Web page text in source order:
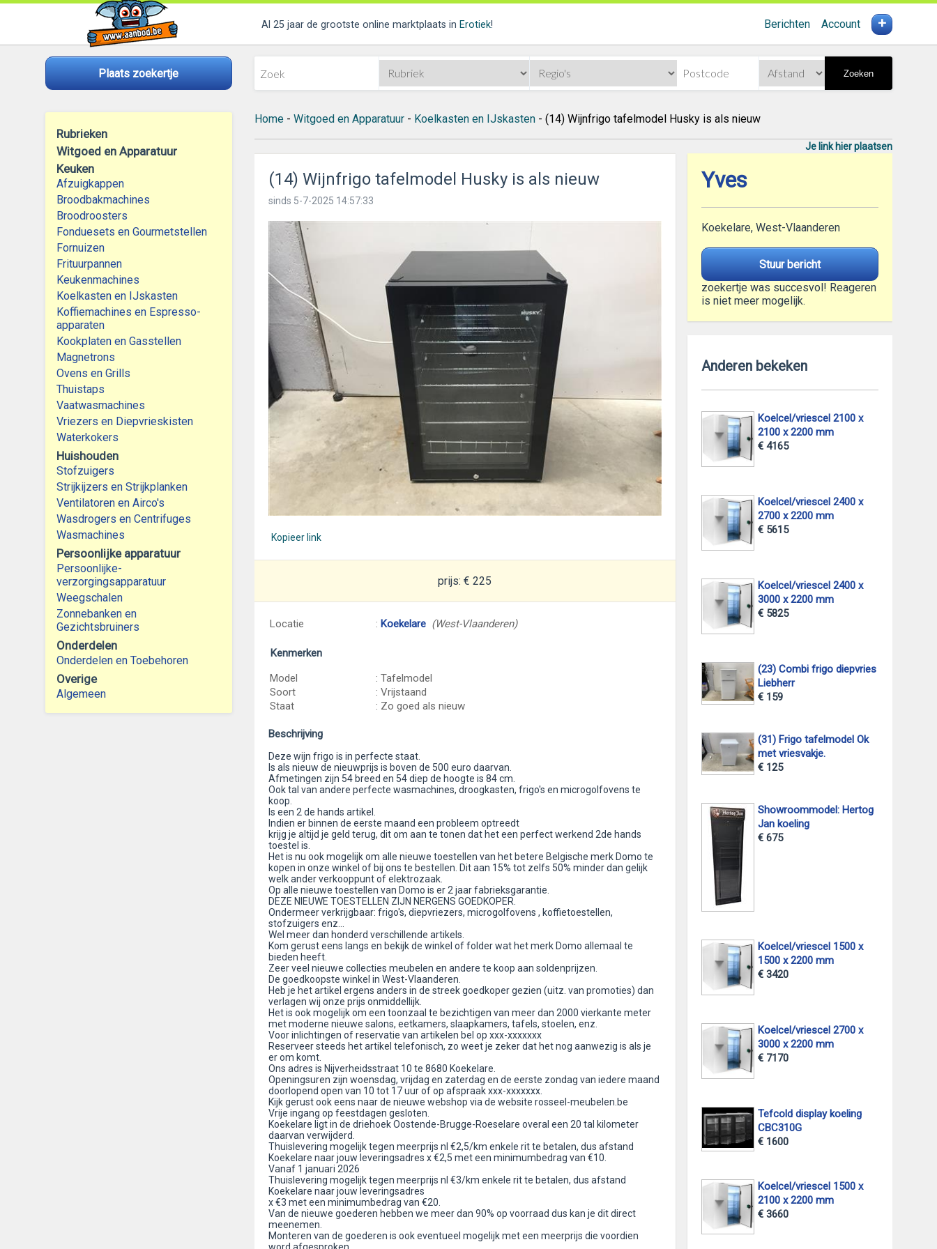
Al 25 jaar de grootste online marktplaats in Erotiek! Berichten Account +
Plaats zoekertje Zoeken
Rubrieken
Witgoed en Apparatuur
Keuken
Afzuigkappen
Broodbakmachines
Broodroosters
Fonduesets en Gourmetstellen
Fornuizen
Frituurpannen
Keukenmachines
Koelkasten en IJskasten
Koffiemachines en Espresso-
apparaten
Kookplaten en Gasstellen
Magnetrons
Ovens en Grills
Thuistaps
Vaatwasmachines
Vriezers en Diepvrieskisten
Waterkokers
Huishouden
Stofzuigers
Strijkijzers en Strijkplanken
Ventilatoren en Airco's
Wasdrogers en Centrifuges
Wasmachines
Persoonlijke apparatuur
Persoonlijke-
verzorgingsapparatuur
Weegschalen
Zonnebanken en
Gezichtsbruiners
Onderdelen
Onderdelen en Toebehoren
Overige
Algemeen
Home- Witgoed en Apparatuur- Koelkasten en IJskasten- (14) Wijnfrigo tafelmodel Husky is als nieuw
Je link hier plaatsen
(14) Wijnfrigo tafelmodel Husky is als nieuw
sinds 5-7-2025 14:57:33
Kopieer link
prijs: € 225
Locatie : Koekelare (West-Vlaanderen)
Kenmerken
Model
: Tafelmodel
Soort
: Vrijstaand
Staat
: Zo goed als nieuw
Beschrijving
Deze wijn frigo is in perfecte staat.
Is als nieuw de nieuwprijs is boven de 500 euro daarvan.
Afmetingen zijn 54 breed en 54 diep de hoogte is 84 cm.
Ook tal van andere perfecte wasmachines, droogkasten, frigo's en microgolfovens te
koop.
Is een 2 de hands artikel.
Indien er binnen de eerste maand een probleem optreedt
krijg je altijd je geld terug, dit om aan te tonen dat het een perfect werkend 2de hands
toestel is.
Het is nu ook mogelijk om alle nieuwe toestellen van het betere Belgische merk Domo te
kopen in onze winkel of bij ons te bestellen. Dit aan 15% tot zelfs 50% minder dan gelijk
welk ander verkooppunt of elektrozaak.
Op alle nieuwe toestellen van Domo is er 2 jaar fabrieksgarantie.
DEZE NIEUWE TOESTELLEN ZIJN NERGENS GOEDKOPER.
Ondermeer verkrijgbaar: frigo's, diepvriezers, microgolfovens , koffietoestellen,
stofzuigers enz...
Wel meer dan honderd verschillende artikels.
Kom gerust eens langs en bekijk de winkel of folder wat het merk Domo allemaal te
bieden heeft.
Zeer veel nieuwe collecties meubelen en andere te koop aan soldenprijzen.
De goedkoopste winkel in West-Vlaanderen.
Heb je het artikel ergens anders in de streek goedkoper gezien (uitz. van promoties) dan
verlagen wij onze prijs onmiddellijk.
Het is ook mogelijk om een toonzaal te bezichtigen van meer dan 2000 vierkante meter
met moderne nieuwe salons, eetkamers, slaapkamers, tafels, stoelen, enz.
Voor inlichtingen of reservatie van artikelen bel op xxx-xxxxxxx
Reserveer steeds het artikel telefonisch, zo weet je zeker dat het nog aanwezig is als je
er om komt.
Ons adres is Nijverheidsstraat 10 te 8680 Koekelare.
Openingsuren zijn woensdag, vrijdag en zaterdag en de eerste zondag van iedere maand
doorlopend open van 10 tot 17 uur of op afspraak xxx-xxxxxxx.
Kijk gerust ook eens naar de nieuwe webshop via de website rosseel-meubelen.be
Vrije ingang op feestdagen gesloten.
Koekelare ligt in de driehoek Oostende-Brugge-Roeselare overal een 20 tal kilometer
daarvan verwijderd.
Thuislevering mogelijk tegen meerprijs nl €2,5/km enkele rit te betalen, dus afstand
Koekelare naar jouw leveringsadres x €2,5 met een minimumbedrag van €10.
Vanaf 1 januari 2026
Thuislevering mogelijk tegen meerprijs nl €3/km enkele rit te betalen, dus afstand
Koekelare naar jouw leveringsadres
x €3 met een minimumbedrag van €20.
Van de nieuwe goederen hebben we meer dan 90% op voorraad dus kan je dit direct
meenemen.
Monteren van de goederen is ook eventueel mogelijk met een meerprijs die voordien
Yves
Koekelare, West-Vlaanderen
Stuur bericht
zoekertje was succesvol! Reageren
is niet meer mogelijk.
Anderen bekeken
Koelcel/vriescel 2100 x
2100 x 2200 mm
€ 4165
Koelcel/vriescel 2400 x
2700 x 2200 mm
€ 5615
Koelcel/vriescel 2400 x
3000 x 2200 mm
€ 5825
(23) Combi frigo diepvries
Liebherr
€ 159
(31) Frigo tafelmodel Ok
met vriesvakje.
€ 125
Showroommodel: Hertog
Jan koeling
€ 675
Koelcel/vriescel 1500 x
1500 x 2200 mm
€ 3420
Koelcel/vriescel 2700 x
3000 x 2200 mm
€ 7170
Tefcold display koeling
CBC310G
€ 1600
Koelcel/vriescel 1500 x
2100 x 2200 mm
€ 3660